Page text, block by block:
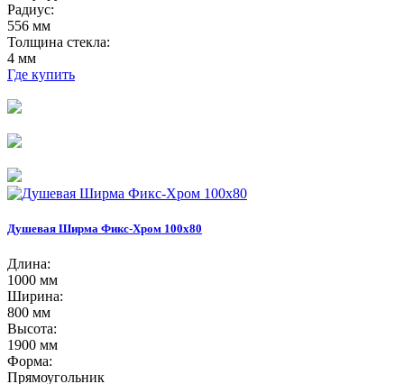
Радиус:
556 мм
Толщина стекла:
4 мм
Где купить
Душевая Ширма Фикс-Хром 100х80
Длина:
1000 мм
Ширина:
800 мм
Высота:
1900 мм
Форма:
Прямоугольник